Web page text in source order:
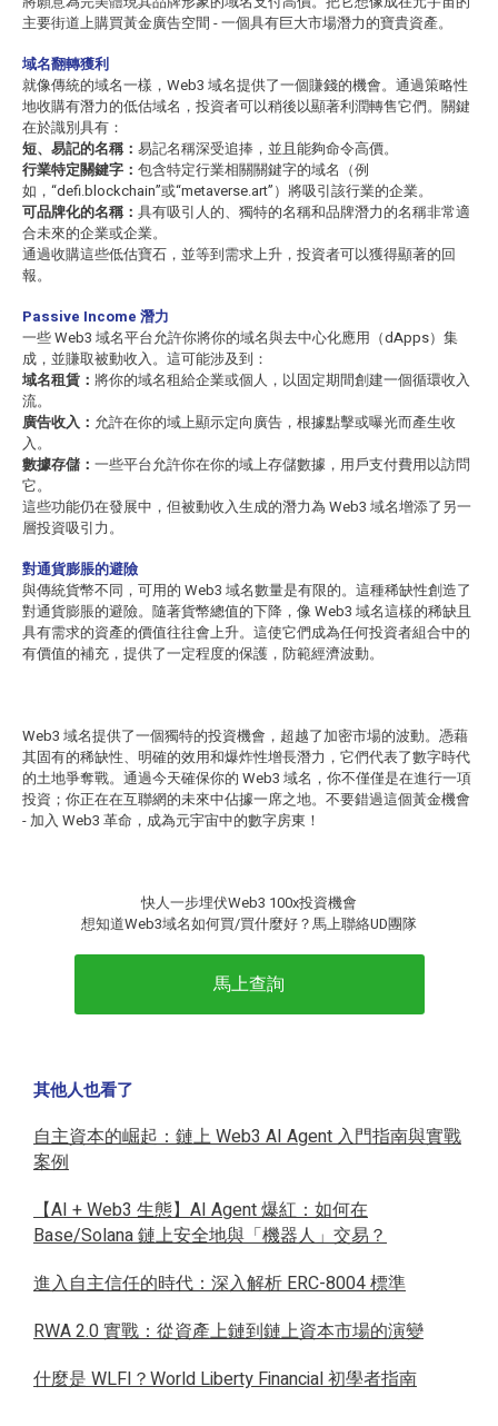
主要街道上購買黃金廣告空間 - 一個具有巨大市場潛力的寶貴資產。
域名翻轉獲利
就像傳統的域名一樣，Web3 域名提供了一個賺錢的機會。通過策略性
地收購有潛力的低估域名，投資者可以稍後以顯著利潤轉售它們。關鍵
在於識別具有：
短、易記的名稱： 易記名稱深受追捧，並且能夠命令高價。
行業特定關鍵字： 包含特定行業相關關鍵字的域名（例
如，“defi.blockchain”或“metaverse.art”）將吸引該行業的企業。
可品牌化的名稱： 具有吸引人的、獨特的名稱和品牌潛力的名稱非常適
合未來的企業或企業。
通過收購這些低估寶石，並等到需求上升，投資者可以獲得顯著的回
報。
Passive Income 潛力
一些 Web3 域名平台允許你將你的域名與去中心化應用（dApps）集
成，並賺取被動收入。這可能涉及到：
域名租賃： 將你的域名租給企業或個人，以固定期間創建一個循環收入
流。
廣告收入： 允許在你的域上顯示定向廣告，根據點擊或曝光而產生收
入。
數據存儲： 一些平台允許你在你的域上存儲數據，用戶支付費用以訪問
它。
這些功能仍在發展中，但被動收入生成的潛力為 Web3 域名增添了另一
層投資吸引力。
對通貨膨脹的避險
與傳統貨幣不同，可用的 Web3 域名數量是有限的。這種稀缺性創造了
對通貨膨脹的避險。隨著貨幣總值的下降，像 Web3 域名這樣的稀缺且
具有需求的資產的價值往往會上升。這使它們成為任何投資者組合中的
有價值的補充，提供了一定程度的保護，防範經濟波動。
Web3 域名提供了一個獨特的投資機會，超越了加密市場的波動。憑藉
其固有的稀缺性、明確的效用和爆炸性增長潛力，它們代表了數字時代
的土地爭奪戰。通過今天確保你的 Web3 域名，你不僅僅是在進行一項
投資；你正在在互聯網的未來中佔據一席之地。不要錯過這個黃金機會
- 加入 Web3 革命，成為元宇宙中的數字房東！
快人一步埋伏Web3 100x投資機會
想知道Web3域名如何買/買什麼好？馬上聯絡UD團隊
馬上查詢
其他人也看了
自主資本的崛起：鏈上 Web3 AI Agent 入門指南與實戰
案例
【AI + Web3 生態】AI Agent 爆紅：如何在
Base/Solana 鏈上安全地與「機器人」交易？
進入自主信任的時代：深入解析 ERC-8004 標準
RWA 2.0 實戰：從資產上鏈到鏈上資本市場的演變
什麼是 WLFI？World Liberty Financial 初學者指南